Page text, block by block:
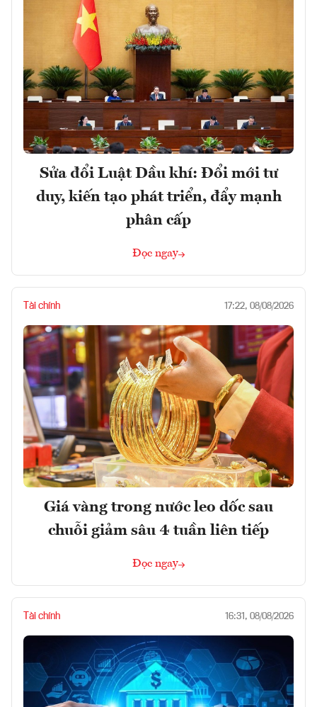
Sửa đổi Luật Dầu khí: Đổi mới tư
duy, kiến tạo phát triển, đẩy mạnh
phân cấp
Đọc ngay
Tài chính 17:22, 08/08/2026
Giá vàng trong nước leo dốc sau
chuỗi giảm sâu 4 tuần liên tiếp
Đọc ngay
Tài chính 16:31, 08/08/2026